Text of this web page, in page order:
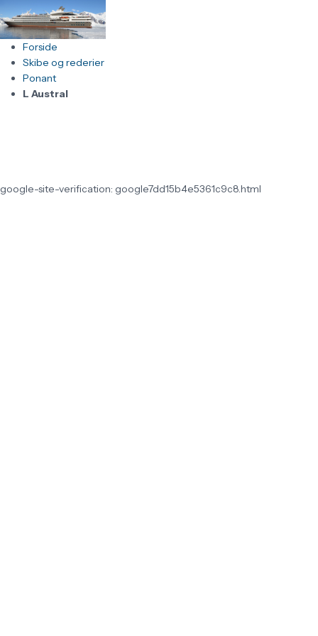
Forside
Skibe og rederier
Ponant
L Austral
google-site-verification: google7dd15b4e5361c9c8.html